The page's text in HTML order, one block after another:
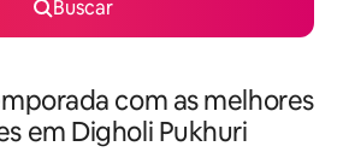
Buscar
com as melhores
em Digholi Pukhuri